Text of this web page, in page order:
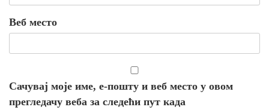
Веб место
Сачувај моје име, е-пошту и веб место у овом
прегледачу веба за следећи пут када